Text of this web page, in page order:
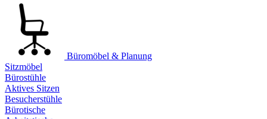
Büromöbel & Planung
Sitzmöbel
Bürostühle
Aktives Sitzen
Besucherstühle
Bürotische